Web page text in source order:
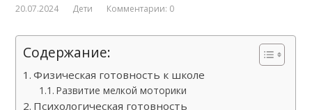
20.07.2024 Дети Комментарии: 0
Содержание:
Физическая готовность к школе
Развитие мелкой моторики
Психологическая готовность